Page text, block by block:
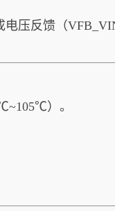
电压反馈（
）。